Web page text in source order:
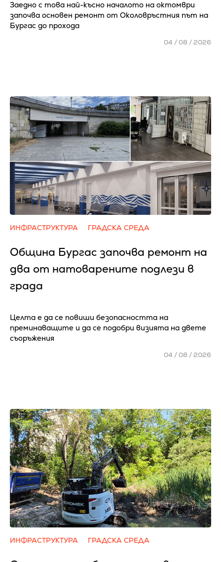
Заедно с това най-късно началото на октомври
започва основен ремонт от Околовръстния път на
Бургас до прохода
04 / 08 / 2026
ИНФРАСТРУКТУРА ГРАДСКА СРЕДА
Община Бургас започва ремонт на
два от натоварените подлези в
града
Целта е да се повиши безопасността на
преминаващите и да се подобри визията на двете
съоръжения
04 / 08 / 2026
ИНФРАСТРУКТУРА ГРАДСКА СРЕДА